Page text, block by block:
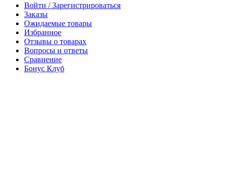
Войти / Зарегистрироваться
Заказы
Ожидаемые товары
Избранное
Отзывы о товарах
Вопросы и ответы
Сравнение
Бонус Клуб